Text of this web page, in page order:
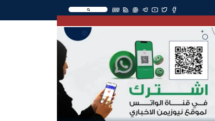
EN